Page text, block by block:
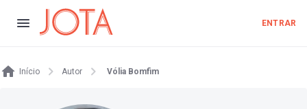
ENTRAR
Início Autor Vólia Bomfim